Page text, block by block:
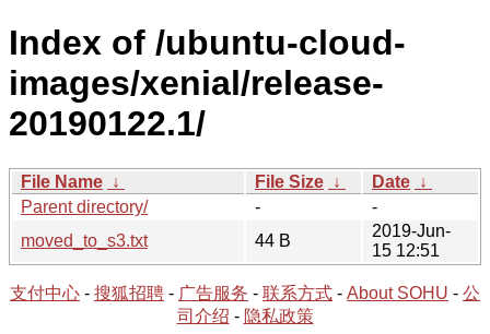
Index of /ubuntu-cloud-
images/xenial/release-
20190122.1/
File Name ↓ File Size ↓ Date ↓
Parent directory/
-
-
moved_to_s3.txt
44 B
2019-Jun-
15 12:51
支付中心 - 搜狐招聘 - 广告服务 - 联系方式 - About SOHU - 公
司介绍 - 隐私政策